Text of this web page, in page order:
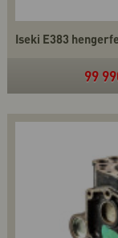
Iseki E383
99